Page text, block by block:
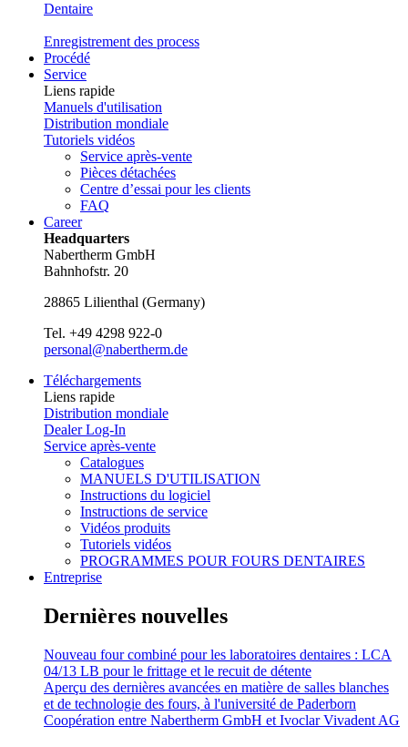
Dentaire
Enregistrement des process
Procédé
Service
Liens rapide
Manuels d'utilisation
Distribution mondiale
Tutoriels vidéos
Service après-vente
Pièces détachées
Centre d’essai pour les clients
FAQ
Career
Headquarters
Nabertherm GmbH
Bahnhofstr. 20
28865 Lilienthal (Germany)
Tel. +49 4298 922-0
personal@nabertherm.de
Téléchargements
Liens rapide
Distribution mondiale
Dealer Log-In
Service après-vente
Catalogues
MANUELS D'UTILISATION
Instructions du logiciel
Instructions de service
Vidéos produits
Tutoriels vidéos
PROGRAMMES POUR FOURS DENTAIRES
Entreprise
Dernières nouvelles
Nouveau four combiné pour les laboratoires dentaires : LCA
04/13 LB pour le frittage et le recuit de détente
Aperçu des dernières avancées en matière de salles blanches
et de technologie des fours, à l'université de Paderborn
Coopération entre Nabertherm GmbH et Ivoclar Vivadent AG